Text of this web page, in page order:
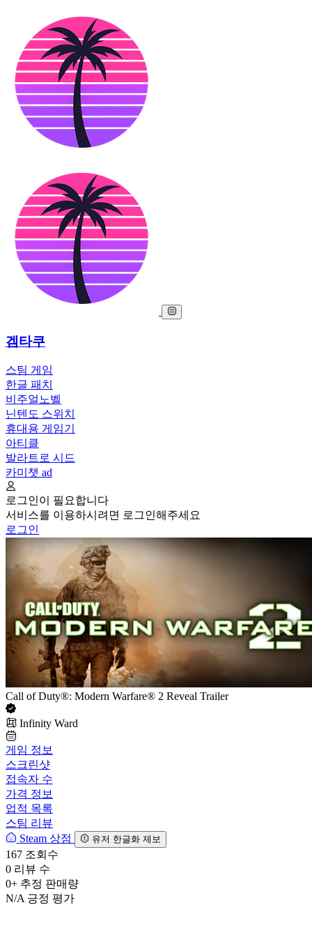
겜타쿠
스팀 게임
한글 패치
비주얼노벨
닌텐도 스위치
휴대용 게임기
아티클
발라트로 시드
카미챗 ad
로그인이 필요합니다
서비스를 이용하시려면 로그인해주세요
로그인
Call of Duty®: Modern Warfare® 2 Reveal Trailer
Infinity Ward
게임 정보
스크린샷
접속자 수
가격 정보
업적 목록
스팀 리뷰
Steam 상점
유저 한글화 제보
167 조회수
0 리뷰 수
0+ 추정 판매량
N/A 긍정 평가